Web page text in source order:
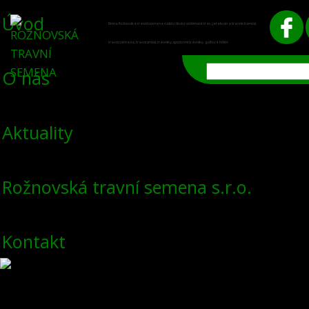
Firma Rožnovská travní semena nabízí široký sortiment trav, jetelovin a travních směsí.
travní semena, travní směsi, trávníky, sportovní trávníky, golfové hřiště
Úvod
O nás
Aktuality
Rožnovská travní semena s.r.o.
Kontakt